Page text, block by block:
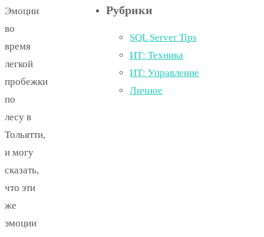
Эмоции
во
время
легкой
пробежки
по
лесу в
Тольятти,
и могу
сказать,
что эти
же
эмоции
Рубрики
SQL Server Tips
ИТ: Техника
ИТ: Управление
Личное